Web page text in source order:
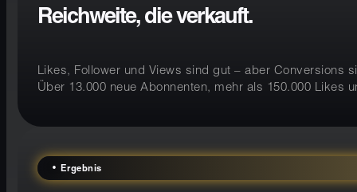
Reichweite, die verkauft.
Likes, Follower und Views sind gut – aber Conversions
Über 13.000 neue Abonnenten, mehr als 150.000
Ergebnis